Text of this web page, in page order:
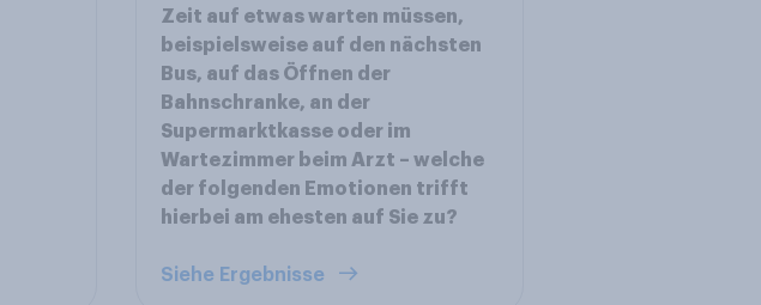
Zeit auf etwas warten müssen,
beispielsweise auf den nächsten
Bus, auf das Öffnen der
Bahnschranke, an der
Supermarktkasse oder im
Wartezimmer beim Arzt – welche
der folgenden Emotionen trifft
hierbei am ehesten auf Sie zu?
Siehe Ergebnisse